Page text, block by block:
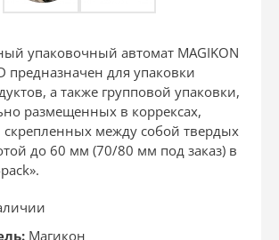
упаковочный автомат MAGIKON
предназначен для упаковки
а также групповой упаковки,
размещенных в коррексах,
скрепленных между собой твердых
до 60 мм (70/80 мм под заказ) в
Магикон